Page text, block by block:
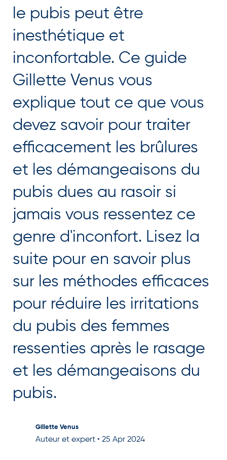
Gillette Venus
Auteur et expert • 25 Apr 2024
le pubis peut être
inesthétique et
inconfortable. Ce guide
Gillette Venus vous
explique tout ce que vous
devez savoir pour traiter
efficacement les brûlures
et les démangeaisons du
pubis dues au rasoir si
jamais vous ressentez ce
genre d'inconfort. Lisez la
suite pour en savoir plus
sur les méthodes efficaces
pour réduire les irritations
du pubis des femmes
ressenties après le rasage
et les démangeaisons du
pubis.